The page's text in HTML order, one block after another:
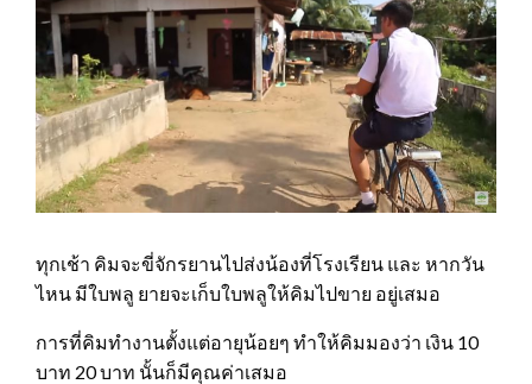
ทุกเช้า คิมจะขี่จักรยานไปส่งน้องที่โรงเรียน และ หากวัน
ไหน มีใบพลู ยายจะเก็บใบพลูให้คิมไปขาย อยู่เสมอ
การที่คิมทำงานตั้งแต่อายุน้อยๆ ทำให้คิมมองว่า เงิน 10
บาท 20 บาท นั้นก็มีคุณค่าเสมอ